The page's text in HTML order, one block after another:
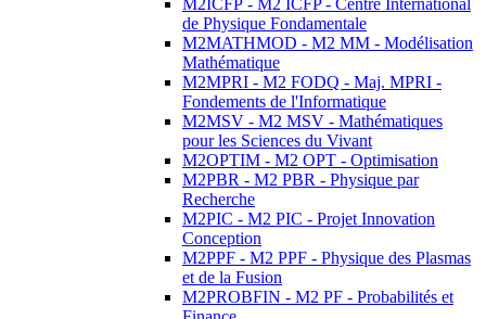
M2ICFP - M2 ICFP - Centre International
de Physique Fondamentale
M2MATHMOD - M2 MM - Modélisation
Mathématique
M2MPRI - M2 FODQ - Maj. MPRI -
Fondements de l'Informatique
M2MSV - M2 MSV - Mathématiques
pour les Sciences du Vivant
M2OPTIM - M2 OPT - Optimisation
M2PBR - M2 PBR - Physique par
Recherche
M2PIC - M2 PIC - Projet Innovation
Conception
M2PPF - M2 PPF - Physique des Plasmas
et de la Fusion
M2PROBFIN - M2 PF - Probabilités et